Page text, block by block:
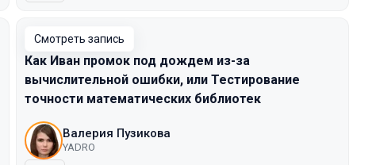
Смотреть запись
Как Иван промок под дождем из-за
вычислительной ошибки, или Тестирование
точности математических библиотек
Валерия Пузикова
YADRO